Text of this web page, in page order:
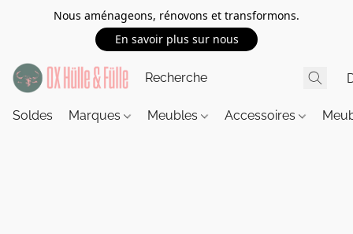
Nous aménageons, rénovons et transformons.
En savoir plus sur nous
Soldes Marques Meubles Accessoires